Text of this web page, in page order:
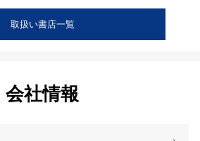
取扱い書店一覧
会社情報